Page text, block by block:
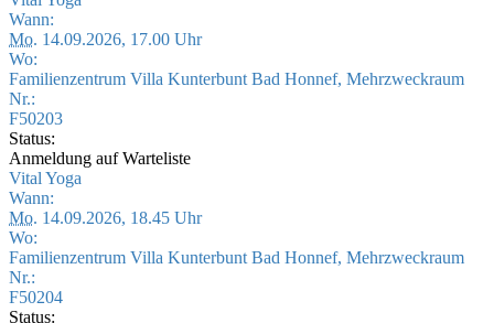
Wann:
Mo. 14.09.2026, 17.00 Uhr
Wo:
Familienzentrum Villa Kunterbunt Bad Honnef, Mehrzweckraum
Nr.:
F50203
Status:
Anmeldung auf Warteliste
Vital Yoga
Wann:
Mo. 14.09.2026, 18.45 Uhr
Wo:
Familienzentrum Villa Kunterbunt Bad Honnef, Mehrzweckraum
Nr.:
F50204
Status: